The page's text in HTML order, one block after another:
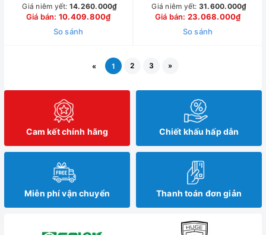
Giá niêm yết: 14.260.000₫
Giá bán: 10.409.800₫
So sánh
Giá niêm yết: 31.600.000₫
Giá bán: 23.068.000₫
So sánh
« 1 2 3 »
Cam kết chính hãng Chiết khấu hấp dẫn
Miễn phí vận chuyển Thanh toán đơn giản